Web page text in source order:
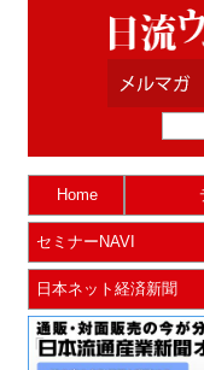
Home
セミナーNAVI
日本ネット経済新聞